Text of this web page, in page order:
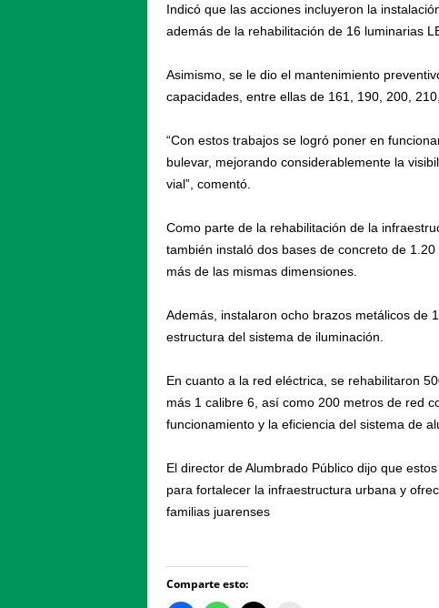
Indicó que las acciones incluyeron la
además de la rehabilitación de 16 luminarias
Asimismo, se le dio el mantenimiento
capacidades, entre ellas de 161, 190, 200,
“Con estos trabajos se logró poner en
bulevar, mejorando considerablemente la
vial”, comentó.
Como parte de la rehabilitación de la
también instaló dos bases de concreto de
más de las mismas dimensiones.
Además, instalaron ocho brazos metálicos de
estructura del sistema de iluminación.
En cuanto a la red eléctrica, se rehabilitaron
más 1 calibre 6, así como 200 metros de red
funcionamiento y la eficiencia del sistema de
El director de Alumbrado Público dijo que
para fortalecer la infraestructura urbana y
familias juarenses
Comparte esto: